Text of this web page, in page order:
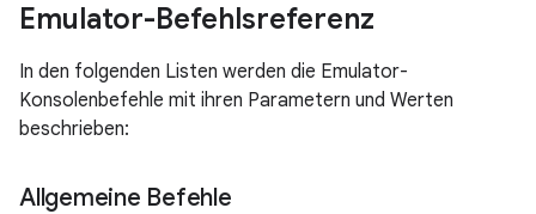
Emulator-Befehlsreferenz
In den folgenden Listen werden die Emulator-
Konsolenbefehle mit ihren Parametern und Werten
beschrieben:
Allgemeine Befehle